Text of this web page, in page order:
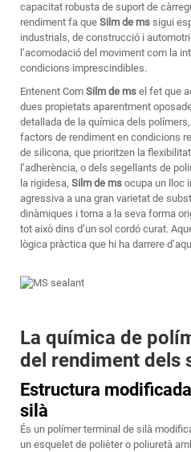
capacitat robusta de suport de
rendiment fa que Silm de ms sigui
industrials, de construcció i
l’acomodació del moviment com la
condicions imprescindibles.
Entenent Com Silm de ms el fet que
dues propietats aparentment
detallada de la química dels
factors de rendiment en condicions
de silicona, que prioritzen la
l’adherència, o dels segellants de
la rigidesa, Silm de ms ocupa un lloc
agressiva a una gran varietat de
dinàmiques i torna a la seva forma
tot això dins d’un sol cordó curat.
lògica pràctica que hi ha darrere
La química de
del rendiment dels
Estructura
silà
És un polímer terminal de silà
un esquelet de polièter o poliuretà